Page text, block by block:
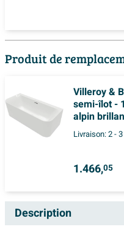
Produit de
Villeroy &
semi-îlot -
alpin
Livraison:2 -
1.466,05
Description